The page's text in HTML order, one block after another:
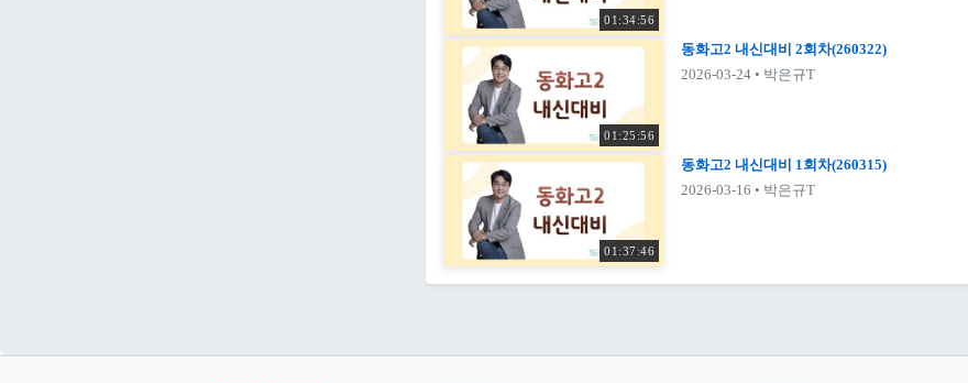
01:34:56
01:25:56
동화고2 내신대비 2회차(260322)
2026-03-24 • 박은규T
01:37:46
동화고2 내신대비 1회차(260315)
2026-03-16 • 박은규T